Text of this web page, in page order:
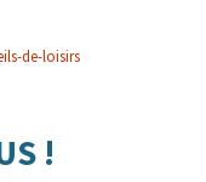
de-loisirs
!